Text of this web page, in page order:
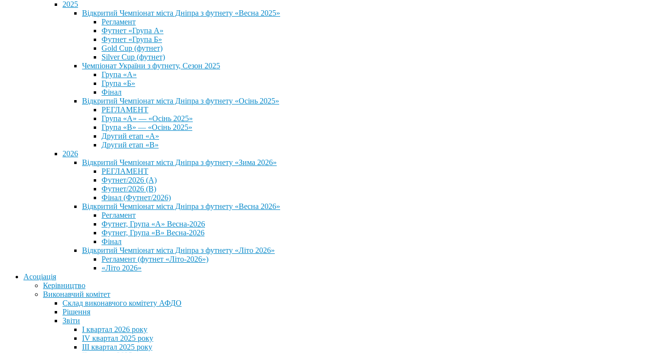
2025
Відкритий Чемпіонат міста Дніпра з футнету «Весна 2025»
Регламент
Футнет «Група А»
Футнет «Група Б»
Gold Cup (футнет)
Silver Cup (футнет)
Чемпіонат України з футнету, Сезон 2025
Група «А»
Група «Б»
Фінал
Відкритий Чемпіонат міста Дніпра з футнету «Осінь 2025»
РЕГЛАМЕНТ
Група «А» — «Осінь 2025»
Група «В» — «Осінь 2025»
Другий етап «А»
Другий етап «В»
2026
Відкритий Чемпіонат міста Дніпра з футнету «Зима 2026»
РЕГЛАМЕНТ
Футнет/2026 (А)
Футнет/2026 (В)
Фінал (Футнет/2026)
Відкритий Чемпіонат міста Дніпра з футнету «Весна 2026»
Регламент
Футнет, Група «А» Весна-2026
Футнет, Група «В» Весна-2026
Фінал
Відкритий Чемпіонат міста Дніпра з футнету «Літо 2026»
Регламент (футнет «Літо-2026»)
«Літо 2026»
Асоціація
Керівництво
Виконавчий комітет
Склад виконавчого комітету АФДО
Рішення
Звіти
I квартал 2026 року
IV квартал 2025 року
III квартал 2025 року